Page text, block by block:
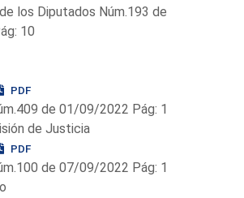
los Diputados Núm.193 de
10
PDF
de 01/09/2022 Pág: 1
de Justicia
PDF
de 07/09/2022 Pág: 1